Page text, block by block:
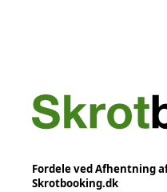
Fordele ved Afhentning
Skrotbooking.dk